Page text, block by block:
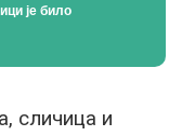
је било
сличица и